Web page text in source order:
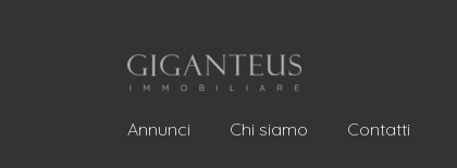
Annunci Chi siamo Contatti